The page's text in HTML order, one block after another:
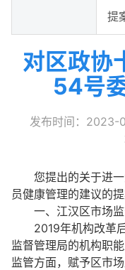
提
对区政协
54号
发布时间：2023-
您提出的关于进
员健康管理的建议的
一、江汉区市场
2019年机构改革
监督管理局的机构职
监管方面，赋予区市